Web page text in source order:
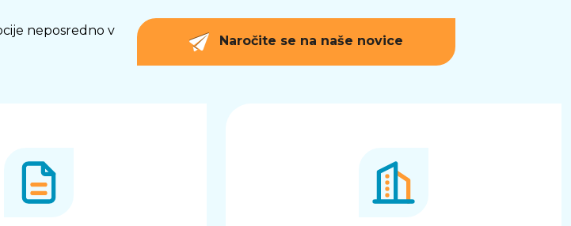
neposredno v
Naročite se na naše novice